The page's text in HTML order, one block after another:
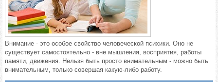
Внимание - это особое свойство человеческой психики. Оно не
существует самостоятельно - вне мышления, восприятия, работы
памяти, движения. Нельзя быть просто внимательным - можно быть
внимательным, только совершая какую-либо работу.